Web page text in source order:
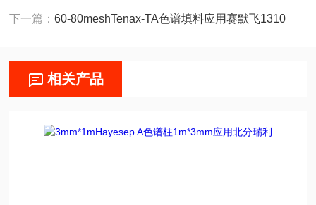
下一篇：60-80meshTenax-TA色谱填料应用赛默飞1310
相关产品